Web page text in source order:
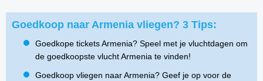
Goedkoop naar Armenia vliegen? 3 Tips:
Goedkope tickets Armenia? Speel met je vluchtdagen om
de goedkoopste vlucht Armenia te vinden!
Goedkoop vliegen naar Armenia? Geef je op voor de